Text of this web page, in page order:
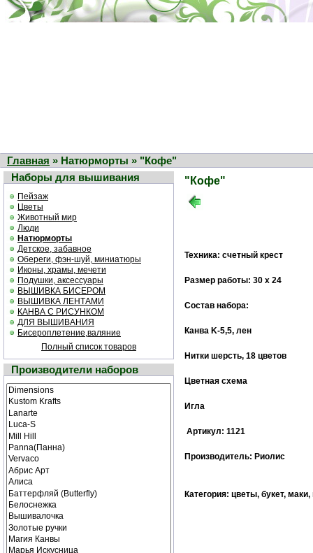
Главная » Натюрморты » "Кофе"
Наборы для вышивания
Пейзаж
Цветы
Животный мир
Люди
Натюрморты
Детское, забавное
Обереги, фэн-шуй, миниатюры
Иконы, храмы, мечети
Подушки, аксессуары
ВЫШИВКА БИСЕРОМ
ВЫШИВКА ЛЕНТАМИ
КАНВА С РИСУНКОМ
ДЛЯ ВЫШИВАНИЯ
Бисероплетение,валяние
Полный список товаров
Производители наборов
"Кофе"
Техника: счетный крест
Размер работы: 30 х 24
Состав набора:
Канва K-5,5, лен
Нитки шерсть, 18 цветов
Цветная cхема
Игла
Артикул: 1121
Производитель: Риолис
Категория: цветы, букет,